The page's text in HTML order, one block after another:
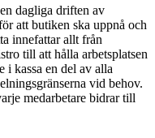
dagliga driften av
att butiken ska uppnå och
innefattar allt från
till att hålla arbetsplatsen
i kassa en del av alla
vid behov.
medarbetare bidrar till